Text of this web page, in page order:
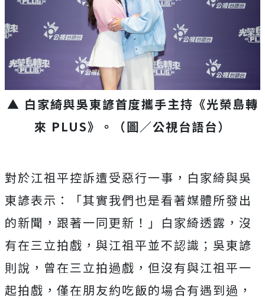
▲ 白家綺與吳東諺首度攜手主持《光榮島轉
來 PLUS》 。 （圖／公視台語台）
對於江祖平控訴遭受惡行一事，白家綺與吳
東諺表示：「其實我們也是看著媒體所發出
的新聞，跟著一同更新！」白家綺透露，沒
有在三立拍戲，與江祖平並不認識；吳東諺
則說，曾在三立拍過戲，但沒有與江祖平一
起拍戲，僅在朋友約吃飯的場合有遇到過，